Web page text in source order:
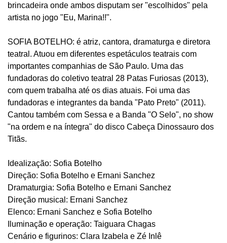
brincadeira onde ambos disputam ser "escolhidos" pela
artista no jogo "Eu, Marina!!".
SOFIA BOTELHO: é atriz, cantora, dramaturga e diretora
teatral. Atuou em diferentes espetáculos teatrais com
importantes companhias de São Paulo. Uma das
fundadoras do coletivo teatral 28 Patas Furiosas (2013),
com quem trabalha até os dias atuais. Foi uma das
fundadoras e integrantes da banda "Pato Preto" (2011).
Cantou também com Sessa e a Banda "O Selo", no show
"na ordem e na íntegra" do disco Cabeça Dinossauro dos
Titãs.
Idealização: Sofia Botelho
Direção: Sofia Botelho e Ernani Sanchez
Dramaturgia: Sofia Botelho e Ernani Sanchez
Direção musical: Ernani Sanchez
Elenco: Ernani Sanchez e Sofia Botelho
Iluminação e operação: Taiguara Chagas
Cenário e figurinos: Clara Izabela e Zé Inlê